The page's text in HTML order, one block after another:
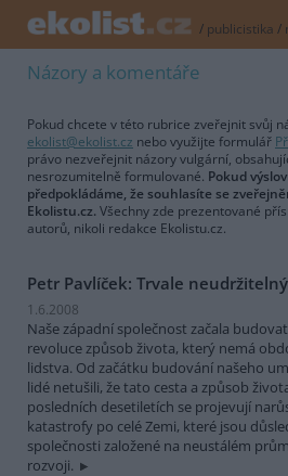
/ publicistika /
Názory a komentáře
Pokud chcete v této rubrice zveřejnit svůj
ekolist@ekolist.cz nebo využijte formulář
právo nezveřejnit názory vulgární,
nesrozumitelně formulované. Pokud
předpokládáme, že souhlasíte se
Ekolistu.cz. Všechny zde prezentované
autorů, nikoli redakce Ekolistu.cz.
Petr Pavlíček: Trvale
1.6.2008
Naše západní společnost začala
revoluce způsob života, který nemá
lidstva. Od začátku budování našeho
lidé netušili, že tato cesta a způsob
posledních desetiletích se projevují
katastrofy po celé Zemi, které jsou
společnosti založené na neustálém
rozvoji.